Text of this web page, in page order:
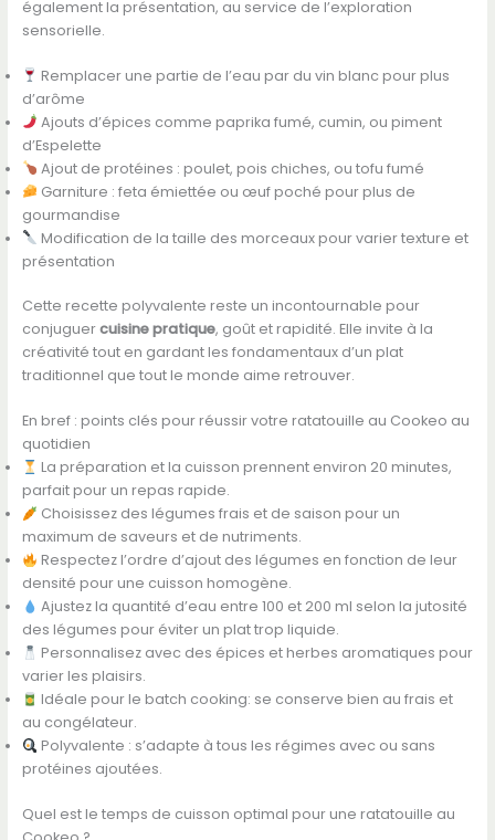
également la présentation, au service de l’exploration
sensorielle.
Remplacer une partie de l’eau par du vin blanc pour plus
d’arôme
Ajouts d’épices comme paprika fumé, cumin, ou piment
d’Espelette
Ajout de protéines : poulet, pois chiches, ou tofu fumé
Garniture : feta émiettée ou œuf poché pour plus de
gourmandise
Modification de la taille des morceaux pour varier texture et
présentation
Cette recette polyvalente reste un incontournable pour
conjuguercuisine pratique, goût et rapidité. Elle invite à la
créativité tout en gardant les fondamentaux d’un plat
traditionnel que tout le monde aime retrouver.
En bref : points clés pour réussir votre ratatouille au Cookeo au
quotidien
La préparation et la cuisson prennent environ 20 minutes,
parfait pour un repas rapide.
Choisissez des légumes frais et de saison pour un
maximum de saveurs et de nutriments.
Respectez l’ordre d’ajout des légumes en fonction de leur
densité pour une cuisson homogène.
Ajustez la quantité d’eau entre 100 et 200 ml selon la jutosité
des légumes pour éviter un plat trop liquide.
Personnalisez avec des épices et herbes aromatiques pour
varier les plaisirs.
Idéale pour le batch cooking: se conserve bien au frais et
au congélateur.
Polyvalente : s’adapte à tous les régimes avec ou sans
protéines ajoutées.
Quel est le temps de cuisson optimal pour une ratatouille au